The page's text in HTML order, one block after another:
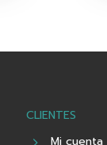
CLIENTES